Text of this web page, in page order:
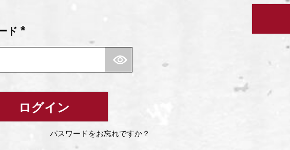
ド
ログイン
パスワードをお忘れですか？